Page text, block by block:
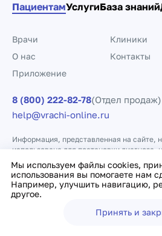
Мы используем файлы cookies,
использования вы помогаете нам
Например, улучшить навигацию,
другое.
Принять и
ПациентамУслугиБаза знаний
Врачи
Клиники
О нас
Контакты
Приложение
8 (800) 222-82-78(Отдел продаж)
help@vrachi-online.ru
Информация, представленная на сайте,
использована для постановки диагноза,
заменяет прием врача.
Политика конфиденциальности